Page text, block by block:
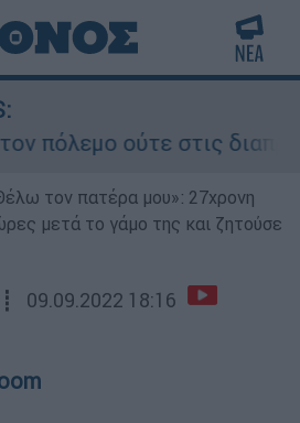
ούτε στις
τον πατέρα μου»: 27χρονη
μετά το γάμο της και ζητούσε
┋ 09.09.2022 18:16